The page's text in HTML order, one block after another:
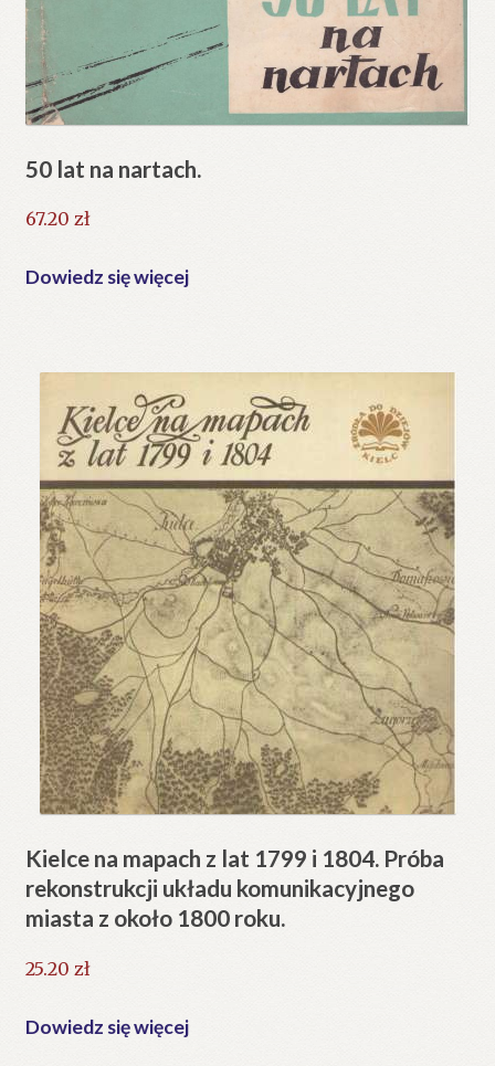
50 lat na nartach.
67.20 zł
Dowiedz się więcej
Kielce na mapach z lat 1799 i 1804. Próba
rekonstrukcji układu komunikacyjnego
miasta z około 1800 roku.
25.20 zł
Dowiedz się więcej